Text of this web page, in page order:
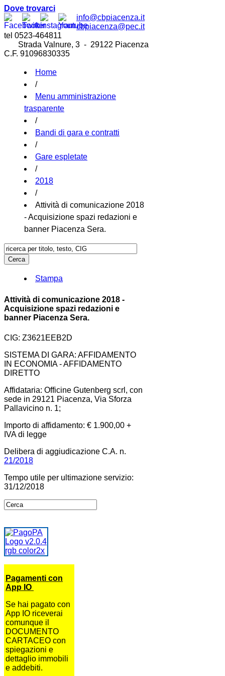
Dove trovarci
info@cbpiacenza.it
cbpiacenza@pec.it
tel 0523-464811
Strada Valnure, 3 - 29122 Piacenza
C.F. 91096830335
Home
/
Menu amministrazione
trasparente
/
Bandi di gara e contratti
/
Gare espletate
/
2018
/
Attività di comunicazione 2018
- Acquisizione spazi redazioni e
banner Piacenza Sera.
Stampa
Attività di comunicazione 2018 -
Acquisizione spazi redazioni e
banner Piacenza Sera.
CIG: Z3621EEB2D
SISTEMA DI GARA: AFFIDAMENTO
IN ECONOMIA - AFFIDAMENTO
DIRETTO
Affidataria: Officine Gutenberg scrl, con
sede in 29121 Piacenza, Via Sforza
Pallavicino n. 1;
Importo di affidamento: € 1.900,00 +
IVA di legge
Delibera di aggiudicazione C.A. n.
21/2018
Tempo utile per ultimazione servizio:
31/12/2018
Pagamenti con
App IO
Se hai pagato con
App IO riceverai
comunque il
DOCUMENTO
CARTACEO con
spiegazioni e
dettaglio immobili
e addebiti.